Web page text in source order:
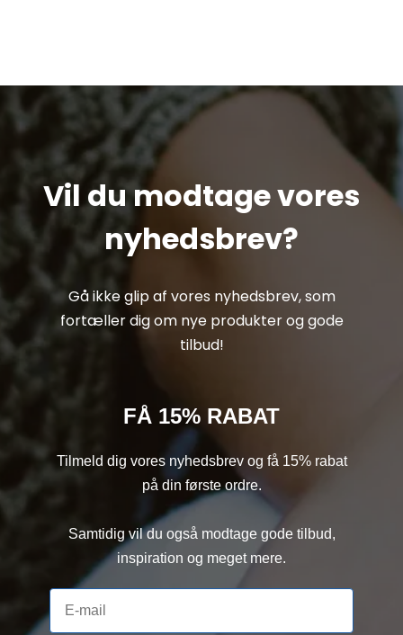
Vil du modtage vores
nyhedsbrev?
Gå ikke glip af vores nyhedsbrev, som
fortæller dig om nye produkter og gode
tilbud!
FÅ 15% RABAT
Tilmeld dig vores nyhedsbrev og få 15% rabat
på din første ordre.
Samtidig vil du også modtage gode tilbud,
inspiration og meget mere.